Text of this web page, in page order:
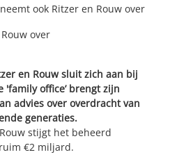
ook Ritzer en Rouw over
over
en Rouw sluit zich aan bij
'family office’ brengt zijn
advies over overdracht van
generaties.
stijgt het beheerd
€2 miljard.